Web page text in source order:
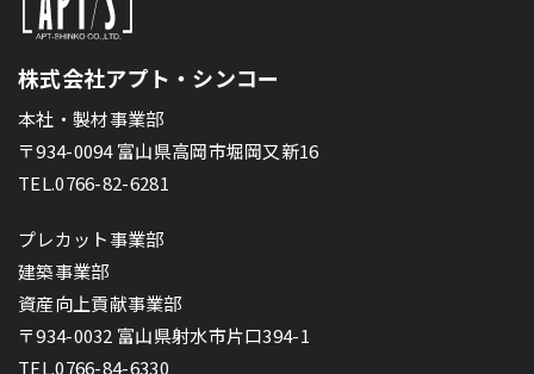
株式会社アプト・シンコー
本社・製材事業部
〒934-0094 富山県高岡市堀岡又新16
TEL.0766-82-6281
プレカット事業部
建築事業部
資産向上貢献事業部
〒934-0032 富山県射水市片口394-1
TEL.0766-84-6330